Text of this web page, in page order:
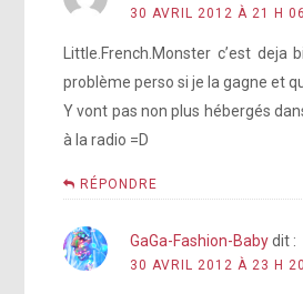
30 AVRIL 2012 À 21 H
Little.French.Monster c’est
problème perso si je la gagne et
Y vont pas non plus hébergés
à la radio =D
RÉPONDRE
GaGa-Fashion-Babydit :
30 AVRIL 2012 À 23 H